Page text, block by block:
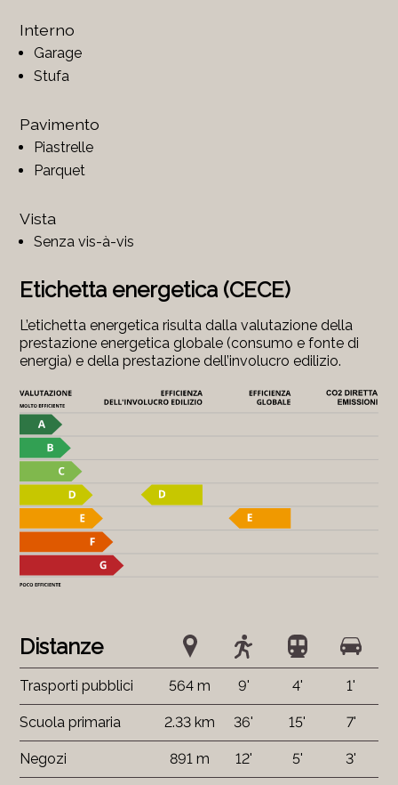
Interno
Garage
Stufa
Pavimento
Piastrelle
Parquet
Vista
Senza vis-à-vis
Etichetta energetica (CECE)
L’etichetta energetica risulta dalla valutazione della
prestazione energetica globale (consumo e fonte di
energia) e della prestazione dell’involucro edilizio.
Distanze
Trasporti pubblici 564 m 9' 4' 1'
Scuola primaria 2.33 km 36' 15' 7'
Negozi 891 m 12' 5' 3'